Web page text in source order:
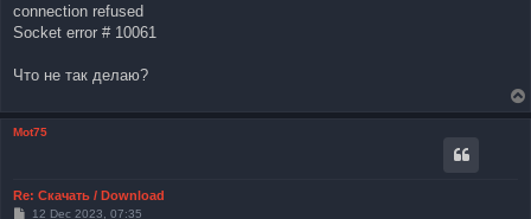
connection refused
Socket error # 10061
Что не так делаю?
Mot75
Re: Скачать / Download
P12 Dec 2023, 07:35